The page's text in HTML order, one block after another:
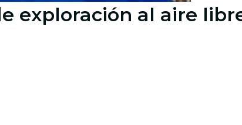
exploración al aire